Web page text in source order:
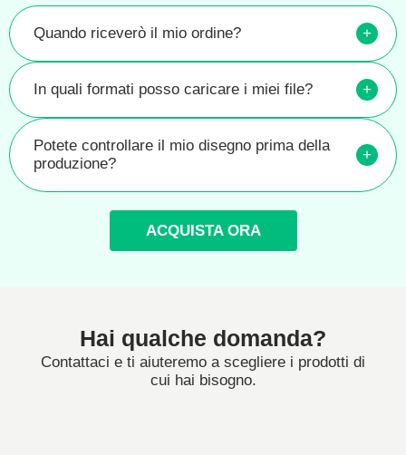
Quando riceverò il mio ordine? +
In quali formati posso caricare i miei file? +
Potete controllare il mio disegno prima della
produzione?
+
ACQUISTA ORA
Hai qualche domanda?
Contattaci e ti aiuteremo a scegliere i prodotti di
cui hai bisogno.